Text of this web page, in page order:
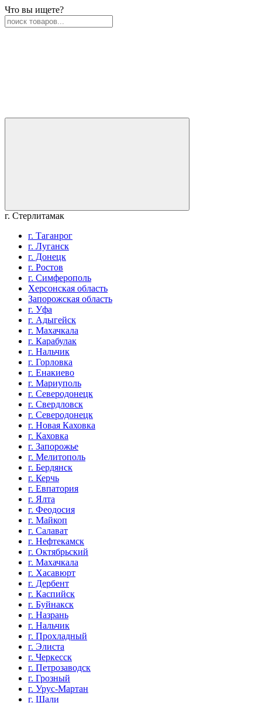
Что вы ищете?
г. Стерлитамак
г. Таганрог
г. Луганск
г. Донецк
г. Ростов
г. Симферополь
Херсонская область
Запорожская область
г. Уфа
г. Адыгейск
г. Махачкала
г. Карабулак
г. Нальчик
г. Горловка
г. Енакиево
г. Мариуполь
г. Северодонецк
г. Свердловск
г. Северодонецк
г. Новая Каховка
г. Каховка
г. Запорожье
г. Мелитополь
г. Бердянск
г. Керчь
г. Евпатория
г. Ялта
г. Феодосия
г. Майкоп
г. Салават
г. Нефтекамск
г. Октябрьский
г. Махачкала
г. Хасавюрт
г. Дербент
г. Каспийск
г. Буйнакск
г. Назрань
г. Нальчик
г. Прохладный
г. Элиста
г. Черкесск
г. Петрозаводск
г. Грозный
г. Урус-Мартан
г. Шали